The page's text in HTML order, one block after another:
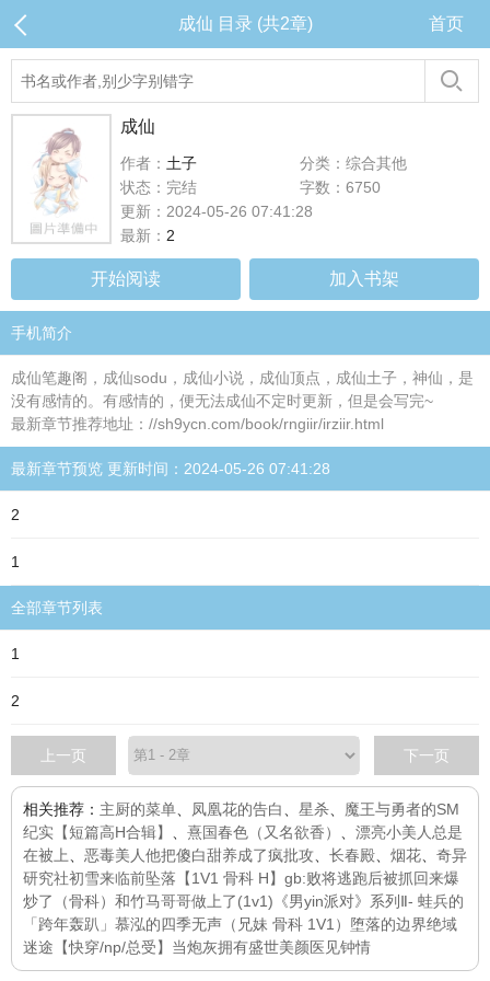
成仙 目录 (共2章) 首页
成仙
作者： 土子
分类：综合其他
状态：完结
字数：6750
更新：2024-05-26 07:41:28
最新： 2
开始阅读 加入书架
手机简介
成仙笔趣阁，成仙sodu，成仙小说，成仙顶点，成仙土子，神仙，是
没有感情的。有感情的，便无法成仙不定时更新，但是会写完~
最新章节推荐地址：//sh9ycn.com/book/rngiir/irziir.html
最新章节预览 更新时间：2024-05-26 07:41:28
2
1
全部章节列表
1
2
上一页 下一页
相关推荐： 主厨的菜单 凤凰花的告白 星杀
魔王与勇者的SM
纪实【短篇高H合辑】
熹国春色（又名欲香）
漂亮小美人总是
在被上
恶毒美人他把傻白甜养成了疯批攻 长春殿 烟花
奇异
研究社初雪来临前坠落【1V1 骨科 H】 gb:败将逃跑后被抓回来爆
炒了（骨科） 和竹马哥哥做上了(1v1) 《男yin派对》系列Ⅱ- 蛙兵的
「跨年轰趴」 慕泓的四季无声（兄妹 骨科 1V1） 堕落的边界绝域
迷途 【快穿/np/总受】当炮灰拥有盛世美颜医见钟情